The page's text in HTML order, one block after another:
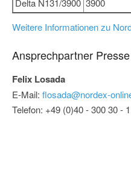
Delta N131/3900 3900
Weitere Informationen zu
Ansprechpartner
Felix Losada
E-Mail: flosada@nordex-
Telefon: +49 (0)40 - 300 30 -